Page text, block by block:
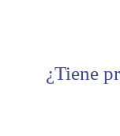
¿Tiene